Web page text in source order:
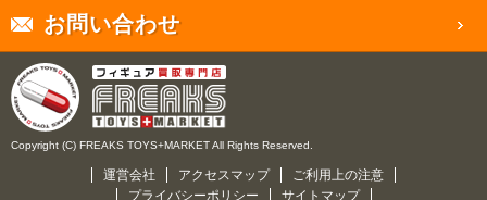
お問い合わせ
Copyright (C) FREAKS TOYS+MARKET All Rights Reserved.
運営会社 アクセスマップ
ご利用上の注意
プライバシーポリシー
サイトマップ